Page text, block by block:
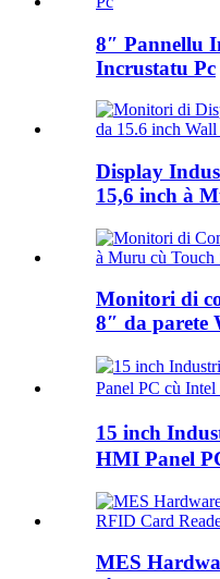
8″ Pannellu
Incrustatu Pc
Display
15,6 inch à
Monitori di
8″ da parete
15 inch
HMI Panel
MES